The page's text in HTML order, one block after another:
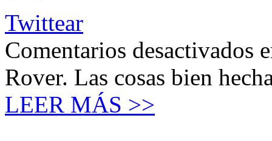
Twittear
Comentarios desactivados
Rover. Las cosas bien
LEER MÁS >>